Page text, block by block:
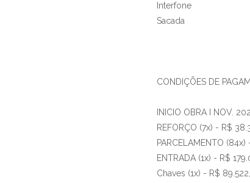
Interfone
Sacada
CONDIÇÕES DE
INICIO OBRA I NOV.
REFORÇO (7x) - R$
PARCELAMENTO
ENTRADA (1x) - R$
Chaves (1x) - R$